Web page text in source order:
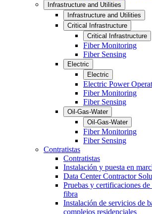
Infrastructure and Utilities
Infrastructure and Utilities
Critical Infrastructure
Critical Infrastructure
Fiber Monitoring
Fiber Sensing
Electric
Electric
Electric Power
Fiber Monitoring
Fiber Sensing
Oil-Gas-Water
Oil-Gas-Water
Fiber Monitoring
Fiber Sensing
Contratistas
Contratistas
Instalación y puesta en
Data Center Contractor
Pruebas y certificaciones
fibra
Instalación de servicios de
complejos residenciales